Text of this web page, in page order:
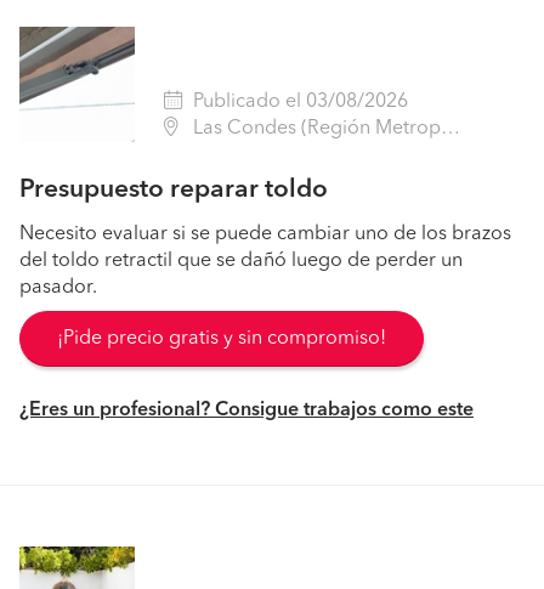
Publicado el 03/08/2026
Las Condes (Región Metropolitana - Santiago)
Presupuesto reparar toldo
Necesito evaluar si se puede cambiar uno de los brazos
del toldo retractil que se dañó luego de perder un
pasador.
¡Pide precio gratis y sin compromiso!
¿Eres un profesional? Consigue trabajos como este